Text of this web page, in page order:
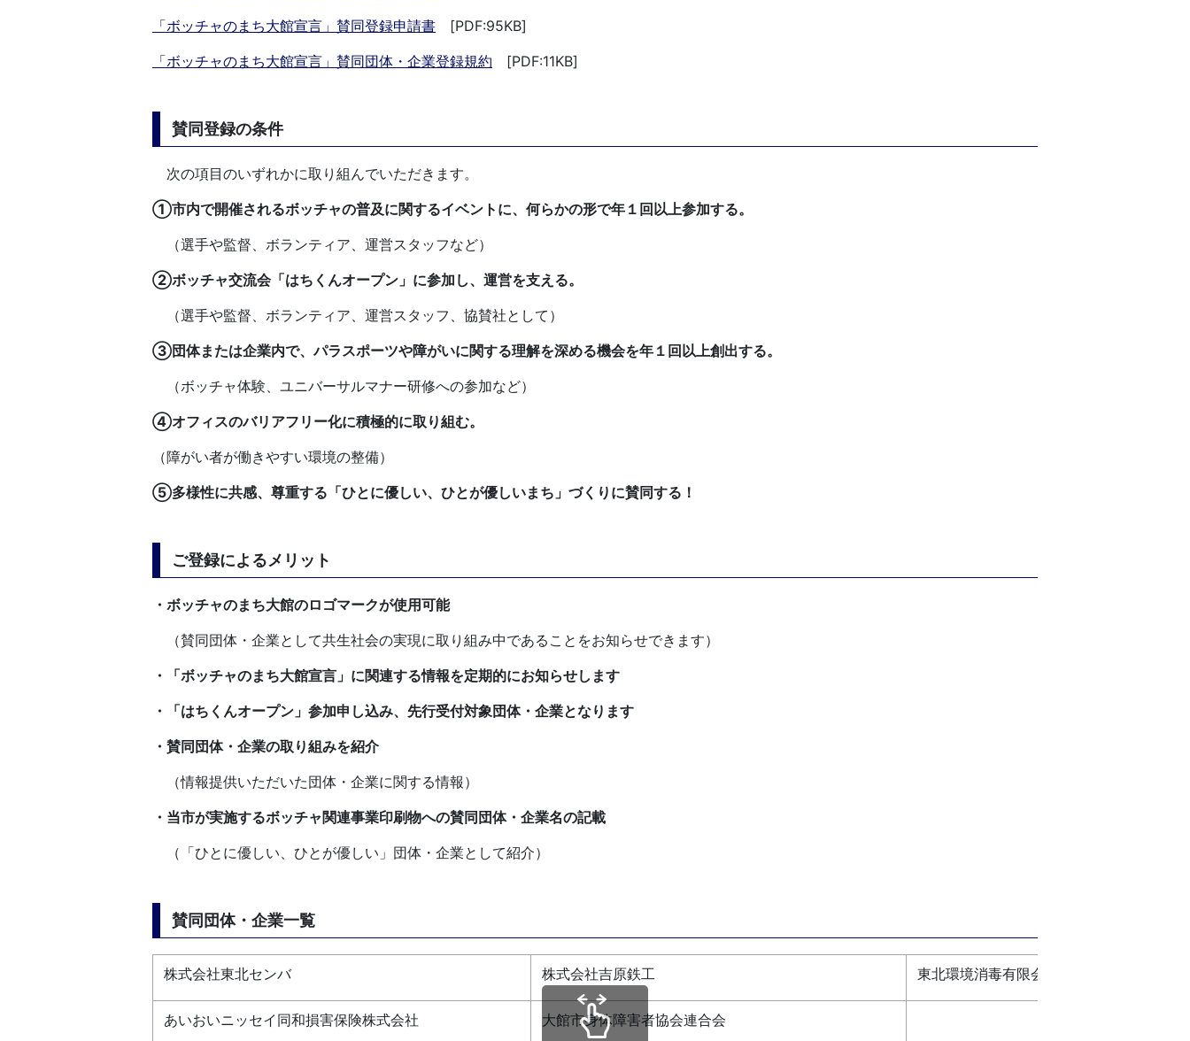
「ボッチャのまち大館宣言」賛同登録申請書 [PDF:95KB]
「ボッチャのまち大館宣言」賛同団体・企業登録規約 [PDF:11KB]
賛同登録の条件
次の項目のいずれかに取り組んでいただきます。
①市内で開催されるボッチャの普及に関するイベントに、何らかの形で年１回以上参加する。
（選手や監督、ボランティア、運営スタッフなど）
②ボッチャ交流会「はちくんオープン」に参加し、運営を支える。
（選手や監督、ボランティア、運営スタッフ、協賛社として）
③団体または企業内で、パラスポーツや障がいに関する理解を深める機会を年１回以上創出する。
（ボッチャ体験、ユニバーサルマナー研修への参加など）
④オフィスのバリアフリー化に積極的に取り組む。
（障がい者が働きやすい環境の整備）
⑤多様性に共感、尊重する「ひとに優しい、ひとが優しいまち」づくりに賛同する！
ご登録によるメリット
・ボッチャのまち大館のロゴマークが使用可能
（賛同団体・企業として共生社会の実現に取り組み中であることをお知らせできます）
・「ボッチャのまち大館宣言」に関連する情報を定期的にお知らせします
・「はちくんオープン」参加申し込み、先行受付対象団体・企業となります
・賛同団体・企業の取り組みを紹介
（情報提供いただいた団体・企業に関する情報）
・当市が実施するボッチャ関連事業印刷物への賛同団体・企業名の記載
（「ひとに優しい、ひとが優しい」団体・企業として紹介）
賛同団体・企業一覧
株式会社東北センバ 株式会社吉原鉄工 東北環境消毒有限会社
あいおいニッセイ同和損害保険株式会社 大館市身体障害者協会連合会